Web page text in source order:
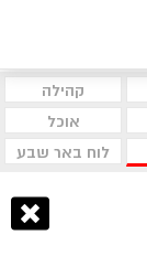
קהילה
אוכל
לוח באר שבע